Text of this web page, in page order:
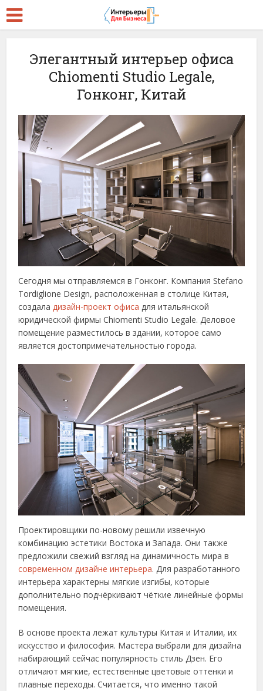
Элегантный интерьер офиса
Chiomenti Studio Legale,
Гонконг, Китай
Сегодня мы отправляемся в Гонконг. Компания Stefano
Tordiglione Design, расположенная в столице Китая,
создаладизайн-проект офиса для итальянской
юридической фирмы Chiomenti Studio Legale. Деловое
помещение разместилось в здании, которое само
является достопримечательностью города.
Проектировщики по-новому решили извечную
комбинацию эстетики Востока и Запада. Они также
предложили свежий взгляд на динамичность мира в
современном дизайне интерьера. Для разработанного
интерьера характерны мягкие изгибы, которые
дополнительно подчёркивают чёткие линейные формы
помещения.
В основе проекта лежат культуры Китая и Италии, их
искусство и философия. Мастера выбрали для дизайна
набирающий сейчас популярность стиль Дзен. Его
отличают мягкие, естественные цветовые оттенки и
плавные переходы. Считается, что именно такой